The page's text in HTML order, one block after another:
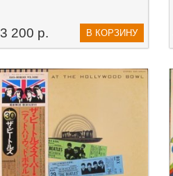
3 200 р. В КОРЗИНУ